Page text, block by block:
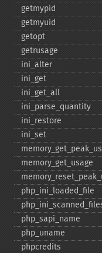
getmypid
getmyuid
getopt
getrusage
ini_​alter
ini_​get
ini_​get_​all
ini_​parse_​quantity
ini_​restore
ini_​set
memory_​get_​usage
php_​ini_​loaded_​file
php_​sapi_​name
php_​uname
phpcredits